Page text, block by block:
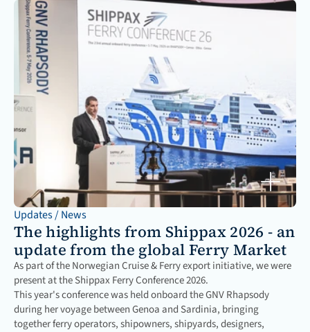
Updates / News
The highlights from Shippax 2026 - an
update from the global Ferry Market
As part of the Norwegian Cruise & Ferry export initiative, we were
present at the Shippax Ferry Conference 2026.
This year's conference was held onboard the GNV Rhapsody
during her voyage between Genoa and Sardinia, bringing
together ferry operators, shipowners, shipyards, designers,